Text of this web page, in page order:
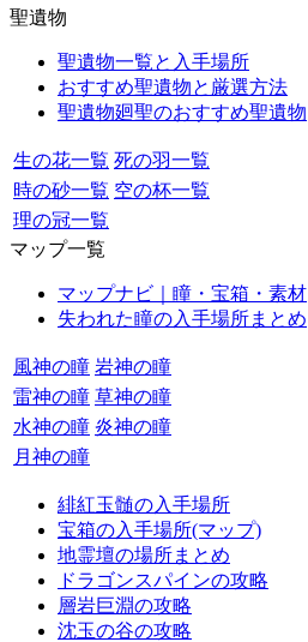
聖遺物
聖遺物一覧と入手場所
おすすめ聖遺物と厳選方法
聖遺物廻聖のおすすめ聖遺物
生の花一覧 死の羽一覧
時の砂一覧 空の杯一覧
理の冠一覧
マップ一覧
マップナビ｜瞳・宝箱・素材
失われた瞳の入手場所まとめ
風神の瞳 岩神の瞳
雷神の瞳 草神の瞳
水神の瞳 炎神の瞳
月神の瞳
緋紅玉髄の入手場所
宝箱の入手場所(マップ)
地霊壇の場所まとめ
ドラゴンスパインの攻略
層岩巨淵の攻略
沈玉の谷の攻略